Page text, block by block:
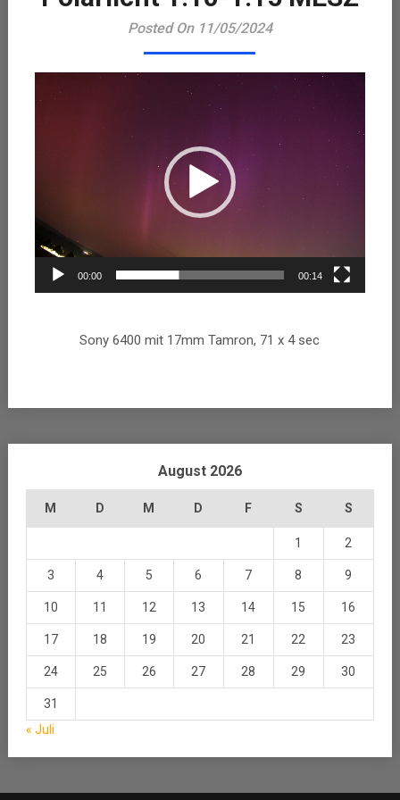
Posted On 11/05/2024
00:00 00:14
Sony 6400 mit 17mm Tamron, 71 x 4 sec
August 2026
M D M D F S S
1 2
3 4 5 6 7 8 9
10 11 12 13 14 15 16
17 18 19 20 21 22 23
24 25 26 27 28 29 30
31
« Juli